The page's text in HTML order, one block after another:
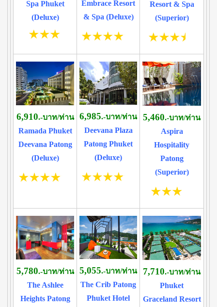
Spa Phuket
(Deluxe)
Embrace Resort
& Spa (Deluxe)
Resort & Spa
(Superior)
6,910.-บาท/ท่าน
Ramada Phuket
Deevana Patong
(Deluxe)
6,985.-บาท/ท่าน
Deevana Plaza
Patong Phuket
(Deluxe)
5,460.-บาท/ท่าน
Aspira
Hospitality
Patong
(Superior)
5,780.-บาท/ท่าน
The Ashlee
Heights Patong
5,055.-บาท/ท่าน
The Crib Patong
Phuket Hotel
7,710.-บาท/ท่าน
Phuket
Graceland Resort